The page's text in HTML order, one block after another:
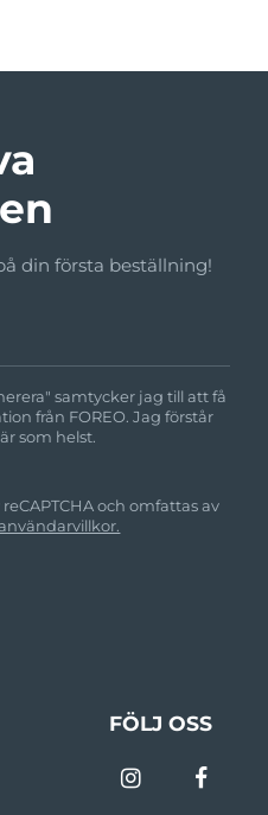
din första beställning!
samtycker jag till att få
från FOREO. Jag förstår
som helst.
och omfattas av
FÖLJ OSS